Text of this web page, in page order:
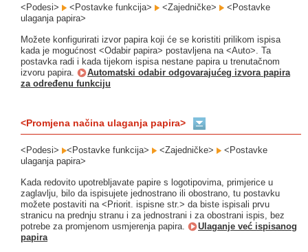
<Podesi> <Postavke funkcija> <Zajedničke>
<Postavke
ulaganja papira>
Možete konfigurirati izvor papira koji će se koristiti prilikom ispisa
kada je mogućnost <Odabir papira> postavljena na <Auto>. Ta
postavka radi i kada tijekom ispisa nestane papira u trenutačnom
izvoru papira.
Automatski odabir odgovarajućeg izvora papira
za određenu funkciju
<Promjena načina ulaganja papira>
<Podesi> <Postavke funkcija> <Zajedničke>
<Postavke
ulaganja papira>
Kada redovito upotrebljavate papire s logotipovima, primjerice u
zaglavlju, bilo da ispisujete jednostrano ili obostrano, tu postavku
možete postaviti na <Priorit. ispisne str.> da biste ispisali prvu
stranicu na prednju stranu i za jednostrani i za obostrani ispis, bez
potrebe za promjenom usmjerenja papira.
Ulaganje već ispisanog
papira